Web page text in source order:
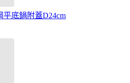
平底鍋附蓋D24cm